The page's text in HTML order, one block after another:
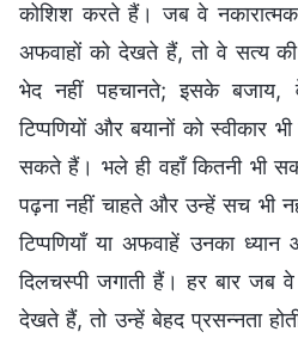
को‍शिश करते हैं। जब वे नकारात्मक
अफवाहों को देखते हैं, तो वे सत्य
भेद नहीं पहचानते; इसके
टिप्पणियों और बयानों को
सकते हैं। भले ही वहाँ कितनी भी
पढ़ना नहीं चाहते और उन्हें सच भी
टिप्पणियाँ या अफवाहें उनका
दिलचस्पी जगाती हैं। हर बार जब वे
देखते हैं, तो उन्हें बेहद प्रसन्नता